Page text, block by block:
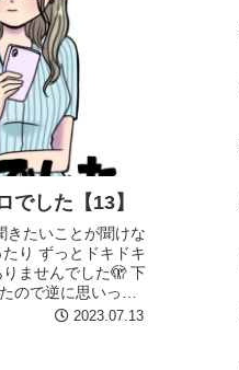
でした【13】
きたいことが聞けな
り ずっとドキドキ
ませんでした🫣 下
ので逆に思いっき
2023.07.13